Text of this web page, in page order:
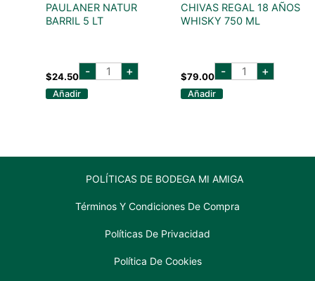
PAULANER NATUR
BARRIL 5 LT
$24.50 - paulaner
natur +
Añadir
CHIVAS REGAL 18 AÑOS
WHISKY 750 ML
$79.00 - CHIVAS
REGAL+
Añadir
POLÍTICAS DE BODEGA MI AMIGA
Términos Y Condiciones De Compra
Políticas De Privacidad
Política De Cookies